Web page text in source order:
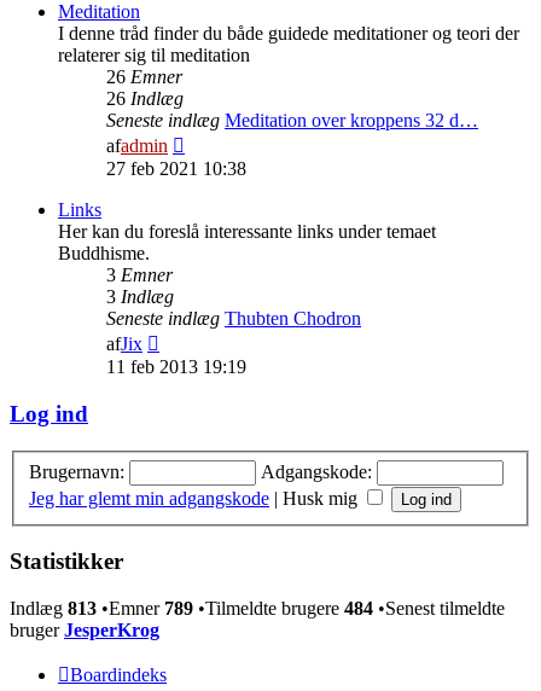
Meditation
I denne tråd finder du både guidede meditationer og teori der
relaterer sig til meditation
26 Emner
26 Indlæg
Seneste indlæg Meditation over kroppens 32 d…
afadmin
det
27 feb 2021 10:38
Links
Her kan du foreslå interessante links under temaet
Buddhisme.
3 Emner
3 Indlæg
Seneste indlæg Thubten Chodron
afJix
det
11 feb 2013 19:19
Log ind
Brugernavn:
Adgangskode:
Jeg har glemt min adgangskode | Husk mig
Statistikker
Indlæg 813 •Emner 789 •Tilmeldte brugere 484 •Senest tilmeldte
brugerJesperKrog
Boardindeks